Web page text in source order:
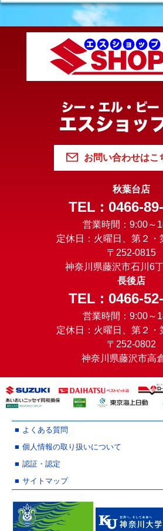
お問い合わせはこ
秋葉台店
TEL : 0466-
営業時間：9:00～
定休日：火曜日、第２・
〒252-0815
神奈川県藤沢市石川6
長後店
TEL : 0466-
営業時間：9:00～
定休日：火曜日、第２・
〒252-0802
神奈川県藤沢市高
よくある質問
個人情報の取り扱いについて
認証・認定
サイトマップ